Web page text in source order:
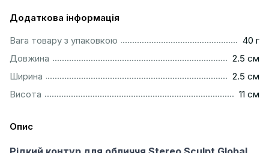
Додаткова інформація
Вага товару з упаковкою
40 г
Довжина
2.5 см
Ширина
2.5 см
Висота
11 см
Опис